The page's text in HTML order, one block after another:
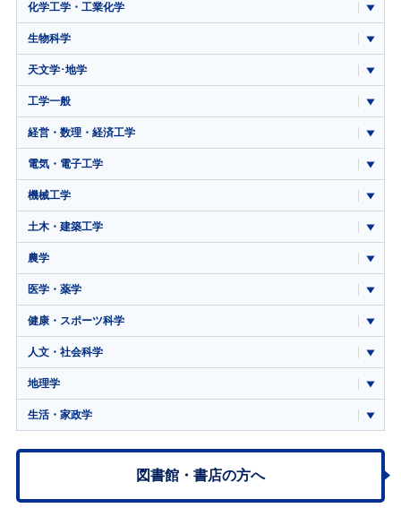
化学工学・工業化学
生物科学
天文学･地学
工学一般
経営・数理・経済工学
電気・電子工学
機械工学
土木・建築工学
農学
医学・薬学
健康・スポーツ科学
人文・社会科学
地理学
生活・家政学
図書館・書店の方へ